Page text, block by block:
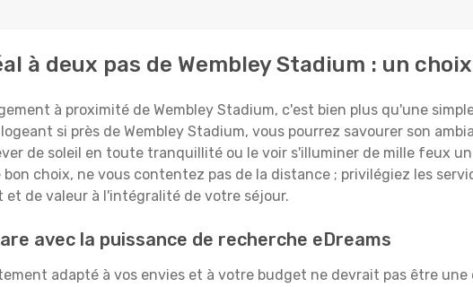
à deux pas de Wembley Stadium : un
à proximité de Wembley Stadium, c'est bien plus qu'une
si près de Wembley Stadium, vous pourrez savourer son
de soleil en toute tranquillité ou le voir s'illuminer de mille feux
choix, ne vous contentez pas de la distance ; privilégiez les
de valeur à l'intégralité de votre séjour.
avec la puissance de recherche eDreams
adapté à vos envies et à votre budget ne devrait pas être une